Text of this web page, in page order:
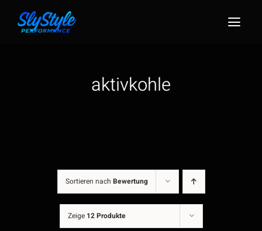
Inhalt
aktivkohle
Sortieren nach Bewertung
Zeige 12 Produkte